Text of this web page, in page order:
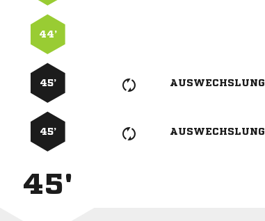
44’
45’ AUSWECHSLUNG
45’ AUSWECHSLUNG
45'